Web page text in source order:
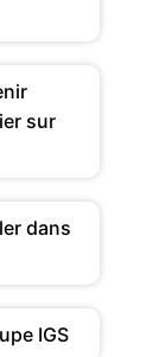
sur
dans
IGS